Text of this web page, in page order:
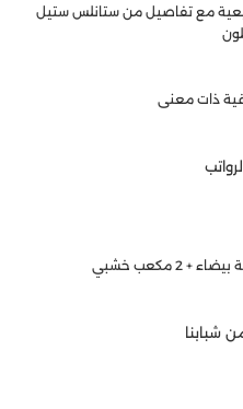
مع تفاصيل من ستانلس ستيل
ذات معنى